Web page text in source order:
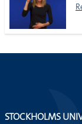
STOCKHOLMS